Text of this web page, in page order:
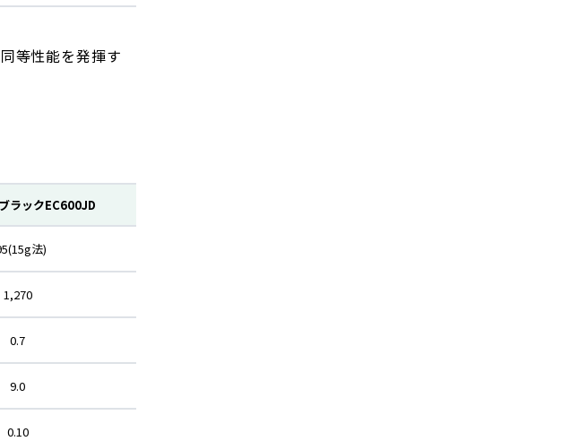
等性能を発揮す
ラックEC600JD
法)
1,270
0.7
9.0
0.10